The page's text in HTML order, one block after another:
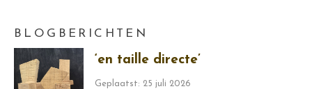
BLOGBERICHTEN
‘en taille directe’
Geplaatst: 25 juli 2026